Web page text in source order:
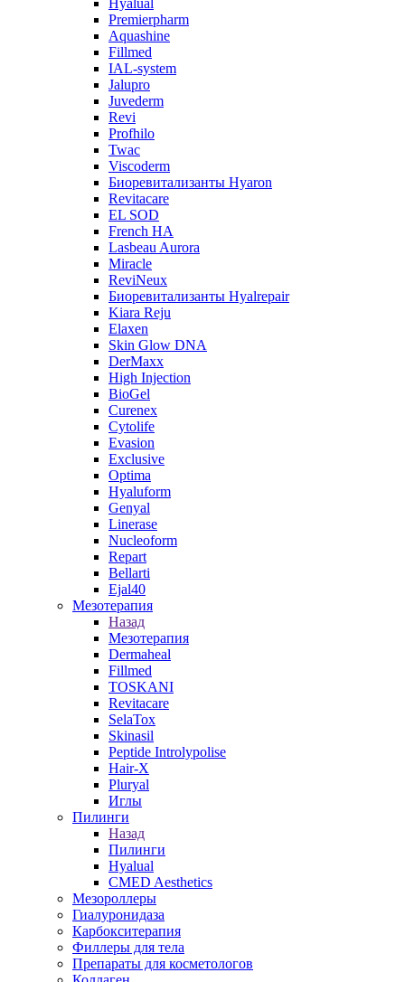
Hyalual
Premierpharm
Aquashine
Fillmed
IAL-system
Jalupro
Juvederm
Revi
Profhilo
Twac
Viscoderm
Биоревитализанты Hyaron
Revitacare
EL SOD
French HA
Lasbeau Aurora
Miracle
ReviNeux
Биоревитализанты Hyalrepair
Kiara Reju
Elaxen
Skin Glow DNA
DerMaxx
High Injection
BioGel
Curenex
Cytolife
Evasion
Exclusive
Optima
Hyaluform
Genyal
Linerase
Nucleoform
Repart
Bellarti
Ejal40
Мезотерапия
Назад
Мезотерапия
Dermaheal
Fillmed
TOSKANI
Revitacare
SelaTox
Skinasil
Peptide Introlypolise
Hair-X
Pluryal
Иглы
Пилинги
Назад
Пилинги
Hyalual
CMED Aesthetics
Мезороллеры
Гиалуронидаза
Карбокситерапия
Филлеры для тела
Препараты для косметологов